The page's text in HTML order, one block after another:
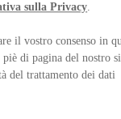
sulla Privacy.
il vostro consenso in
di pagina del nostro
del trattamento dei dati